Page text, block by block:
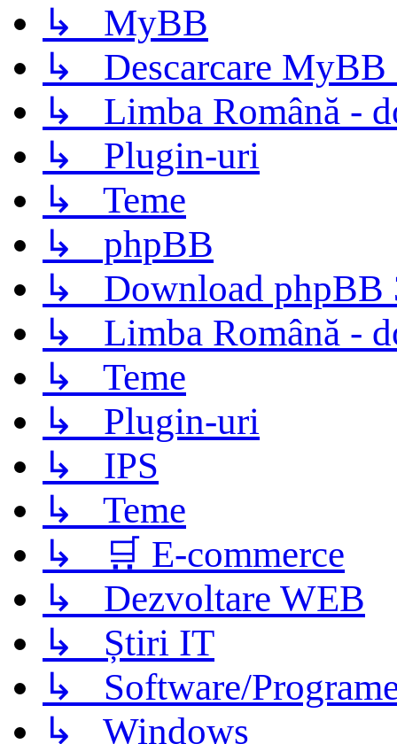
↳ MyBB
↳ Descarcare MyBB
↳ Limba Română -
↳ Plugin-uri
↳ Teme
↳ phpBB
↳ Download phpBB
↳ Limba Română -
↳ Teme
↳ Plugin-uri
↳ IPS
↳ Teme
↳ 🛒 E-commerce
↳ Dezvoltare WEB
↳ Știri IT
↳ Software/
↳ Windows